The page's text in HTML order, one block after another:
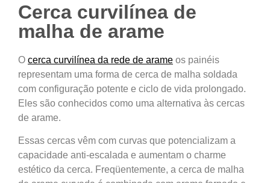
Cerca curvilínea de
malha de arame
O cerca curvilínea da rede de arame os painéis
representam uma forma de cerca de malha soldada
com configuração potente e ciclo de vida prolongado.
Eles são conhecidos como uma alternativa às cercas
de arame.
Essas cercas vêm com curvas que potencializam a
capacidade anti-escalada e aumentam o charme
estético da cerca. Freqüentemente, a cerca de malha